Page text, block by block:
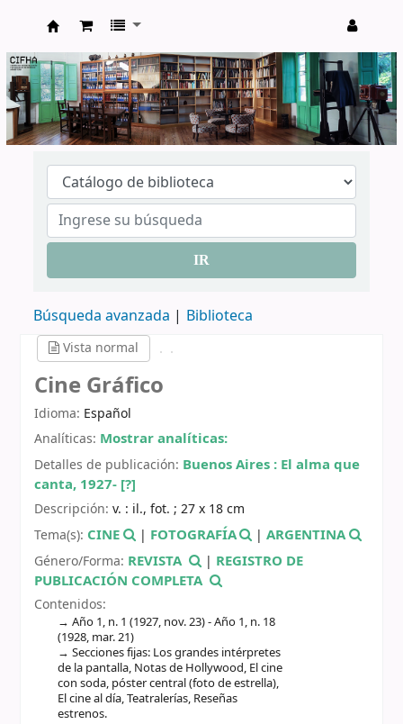
CIFHA
IR
Búsqueda avanzada Biblioteca
Vista normal
Cine Gráfico
Idioma: Español
Analíticas: Mostrar analíticas:
Detalles de publicación: Buenos Aires : El alma que
canta, 1927- [?]
Descripción: v. : il., fot. ; 27 x 18 cm
Tema(s): CINE | FOTOGRAFÍA |ARGENTINA
Género/Forma: REVISTA | REGISTRO DE
PUBLICACIÓN COMPLETA
Contenidos:
Año 1, n. 1 (1927, nov. 23) - Año 1, n. 18
(1928, mar. 21)
Secciones fijas: Los grandes intérpretes
de la pantalla, Notas de Hollywood, El cine
con soda, póster central (foto de estrella),
El cine al día, Teatralerías, Reseñas
estrenos.